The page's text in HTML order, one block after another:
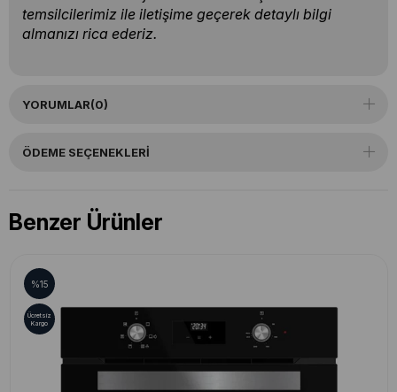
temsilcilerimiz ile iletişime geçerek detaylı bilgi
almanızı rica ederiz.
YORUMLAR(0)
ÖDEME SEÇENEKLERI
Benzer Ürünler
%15
Ücretsiz
Kargo